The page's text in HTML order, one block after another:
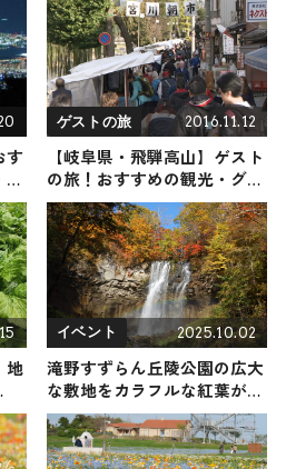
す
載
ゲストの旅 2016.11.12
【岐阜県・飛騨高山】ゲスト
の旅！おすすめの観光・グル
メをご紹介
地
イベント 2025.10.02
滝野すずらん丘陵公園の広大
な敷地をカラフルな紅葉が彩
る！ 10/4（土）から「たき
の紅葉まつり」開催 / 北海
道・札幌市